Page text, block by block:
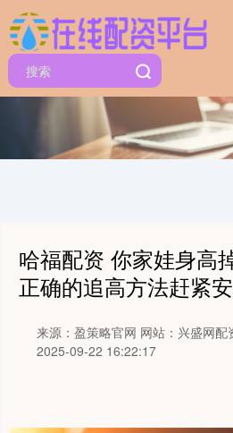
哈福配资 你家娃身高
正确的追高方法赶紧安
来源：盈策略官网 网站：兴盛网配
2025-09-22 16:22:17